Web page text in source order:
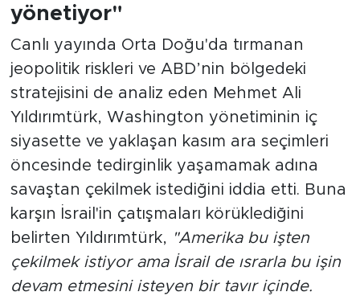
yönetiyor"
Canlı yayında Orta Doğu'da tırmanan
jeopolitik riskleri ve ABD’nin bölgedeki
stratejisini de analiz eden Mehmet Ali
Yıldırımtürk, Washington yönetiminin iç
siyasette ve yaklaşan kasım ara seçimleri
öncesinde tedirginlik yaşamamak adına
savaştan çekilmek istediğini iddia etti. Buna
karşın İsrail'in çatışmaları körüklediğini
belirten Yıldırımtürk, "Amerika bu işten
çekilmek istiyor ama İsrail de ısrarla bu işin
devam etmesini isteyen bir tavır içinde.